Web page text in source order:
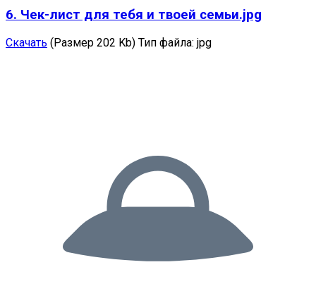
6. Чек-лист для тебя и твоей семьи.jpg
Скачать (Размер 202 Kb) Тип файла: jpg